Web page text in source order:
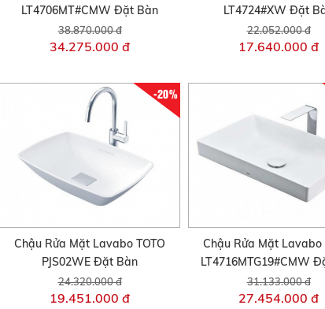
LT4706MT#CMW Đặt Bàn
38.870.000 đ
34.275.000 đ
LT4724#XW Đặt
22.052.000 đ
17.640.000 đ
-20%
Chậu Rửa Mặt Lavabo TOTO
PJS02WE Đặt Bàn
24.320.000 đ
19.451.000 đ
Chậu Rửa Mặt Lavabo
LT4716MTG19#CMW
31.133.000 đ
27.454.000 đ